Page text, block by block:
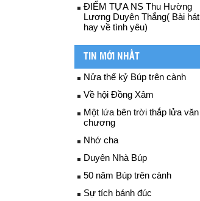
ĐIỂM TỰA NS Thu Hường
Lương Duyên Thắng( Bài hát
hay về tình yêu)
TIN MỚI NHẤT
Nửa thế kỷ Búp trên cành
Về hội Đồng Xâm
Một lứa bên trời thắp lửa văn
chương
Nhớ cha
Duyên Nhà Búp
50 năm Búp trên cành
Sự tích bánh đúc